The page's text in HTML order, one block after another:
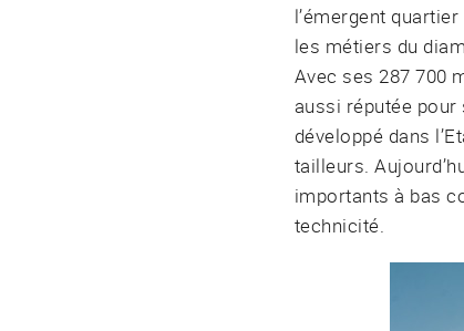
l’émergent
les métiers du
Avec ses 287 700
aussi réputée pour
développé dans
tailleurs.
importants à bas
technicité.